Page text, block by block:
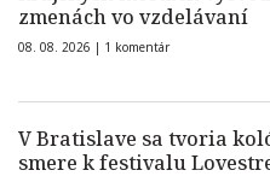
zmenách vo vzdelávaní
08. 08. 2026 | 1 komentár
V Bratislave sa tvoria
smere k festivalu